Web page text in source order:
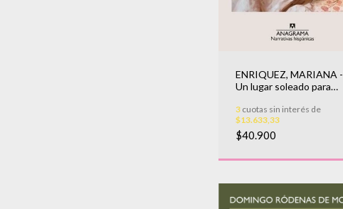
ENRIQUEZ, MARIANA -
Un lugar soleado para
3 cuotas sin interés de
$13.633,33
$40.900